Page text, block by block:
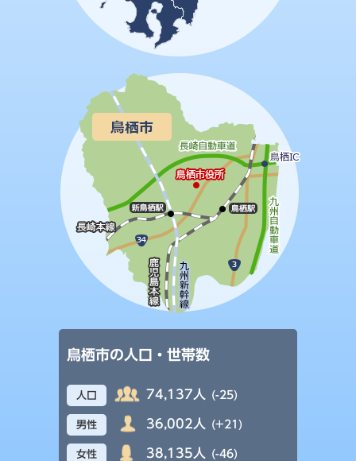
鳥栖市の人口・世帯数
人口 74,137人 (-25)
男性 36,002人 (+21)
女性 38,135人 (-46)